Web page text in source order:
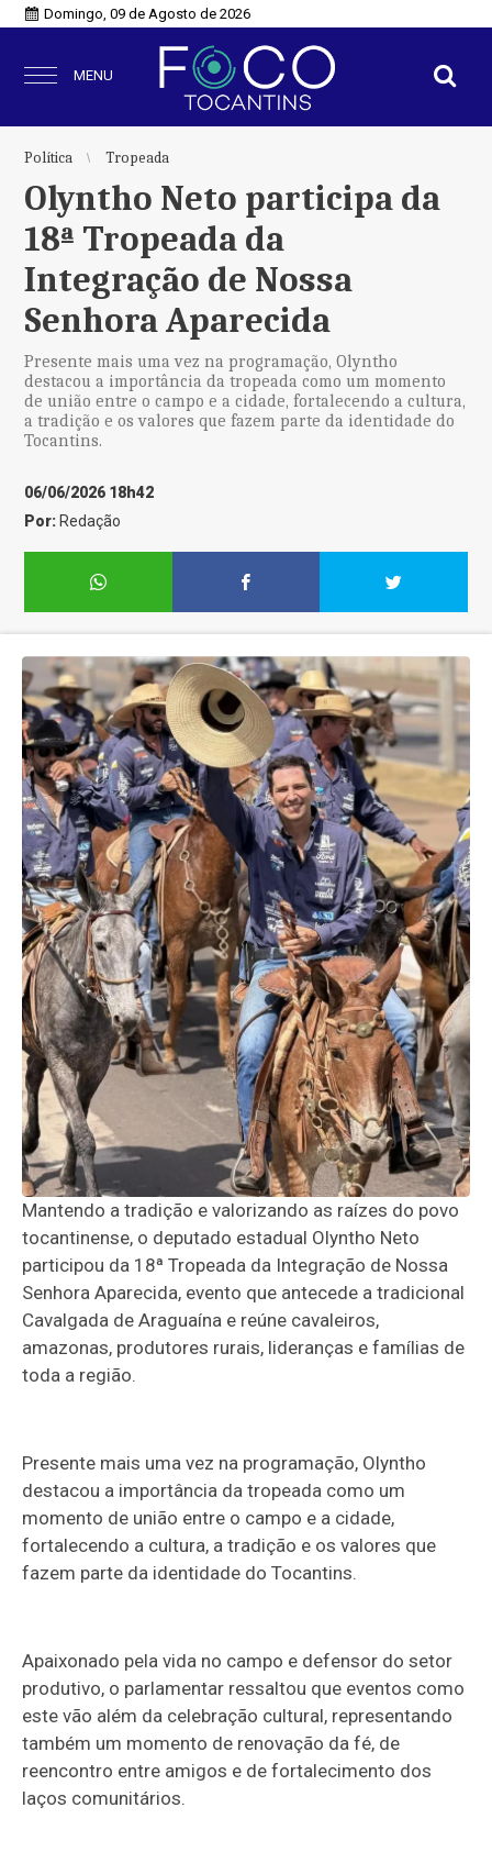
Domingo, 09 de Agosto de 2026
MENU
Política Tropeada
Olyntho Neto participa da
18ª Tropeada da
Integração de Nossa
Senhora Aparecida
Presente mais uma vez na programação, Olyntho
destacou a importância da tropeada como um momento
de união entre o campo e a cidade, fortalecendo a cultura,
a tradição e os valores que fazem parte da identidade do
Tocantins.
06/06/2026 18h42
Por: Redação
Mantendo a tradição e valorizando as raízes do povo
tocantinense, o deputado estadual Olyntho Neto
participou da 18ª Tropeada da Integração de Nossa
Senhora Aparecida, evento que antecede a tradicional
Cavalgada de Araguaína e reúne cavaleiros,
amazonas, produtores rurais, lideranças e famílias de
toda a região.
Presente mais uma vez na programação, Olyntho
destacou a importância da tropeada como um
momento de união entre o campo e a cidade,
fortalecendo a cultura, a tradição e os valores que
fazem parte da identidade do Tocantins.
Apaixonado pela vida no campo e defensor do setor
produtivo, o parlamentar ressaltou que eventos como
este vão além da celebração cultural, representando
também um momento de renovação da fé, de
reencontro entre amigos e de fortalecimento dos
laços comunitários.